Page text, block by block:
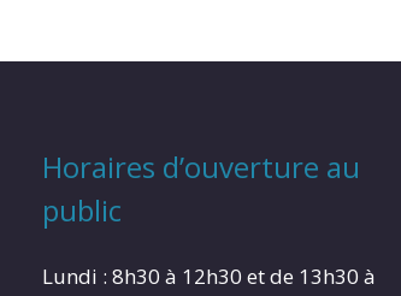
Horaires d’ouverture au
public
Lundi : 8h30 à 12h30 et de 13h30 à